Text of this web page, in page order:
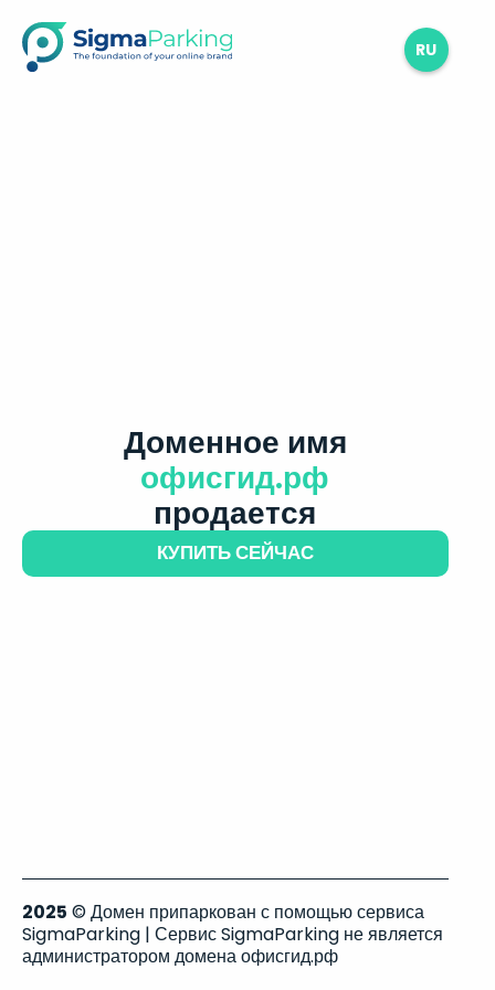
RU
Доменное имя
офисгид.рф
продается
КУПИТЬ СЕЙЧАС
2025 © Домен припаркован с помощью сервиса
SigmaParking | Сервис SigmaParking не является
администратором домена офисгид.рф